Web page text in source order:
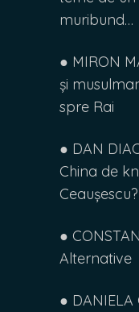
● MIRON
și
spre Rai
● DAN
China de
Ceaușescu?
●
Alternative
●